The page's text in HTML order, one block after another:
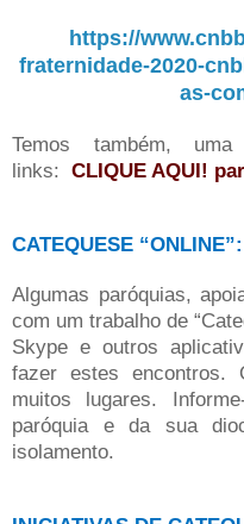
https://
fraternidade-2020-
as-
Temos também,
links: CLIQUE AQUI!
CATEQUESE “ONLINE”:
Algumas paróquias,
com um trabalho de
Skype e outros
fazer estes
muitos lugares.
paróquia e da sua
isolamento.